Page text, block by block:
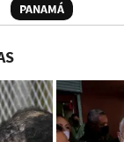
PANAMÁ